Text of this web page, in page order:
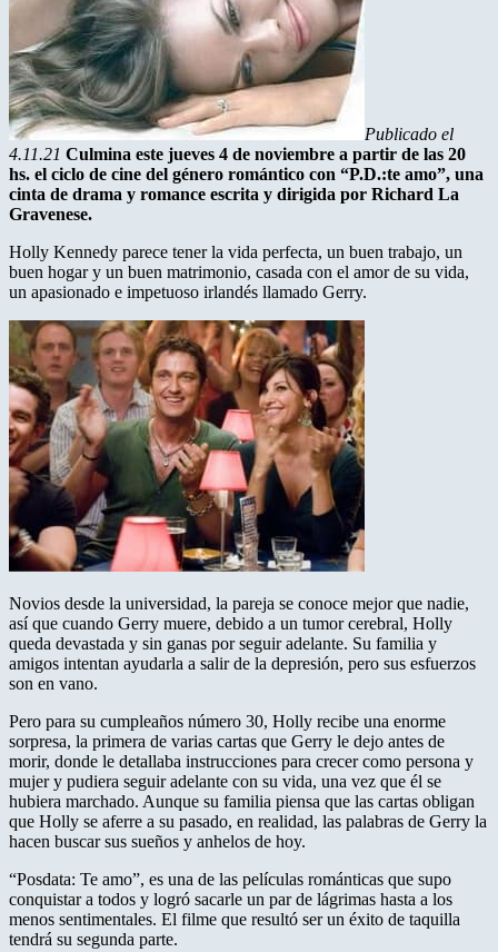
Publicado el
4.11.21 Culmina este jueves 4 de noviembre a partir de las 20
hs. el ciclo de cine del género romántico con “P.D.:te amo”, una
cinta de drama y romance escrita y dirigida por Richard La
Gravenese.
Holly Kennedy parece tener la vida perfecta, un buen trabajo, un
buen hogar y un buen matrimonio, casada con el amor de su vida,
un apasionado e impetuoso irlandés llamado Gerry.
Novios desde la universidad, la pareja se conoce mejor que nadie,
así que cuando Gerry muere, debido a un tumor cerebral, Holly
queda devastada y sin ganas por seguir adelante. Su familia y
amigos intentan ayudarla a salir de la depresión, pero sus esfuerzos
son en vano.
Pero para su cumpleaños número 30, Holly recibe una enorme
sorpresa, la primera de varias cartas que Gerry le dejo antes de
morir, donde le detallaba instrucciones para crecer como persona y
mujer y pudiera seguir adelante con su vida, una vez que él se
hubiera marchado. Aunque su familia piensa que las cartas obligan
que Holly se aferre a su pasado, en realidad, las palabras de Gerry la
hacen buscar sus sueños y anhelos de hoy.
“Posdata: Te amo”, es una de las películas románticas que supo
conquistar a todos y logró sacarle un par de lágrimas hasta a los
menos sentimentales. El filme que resultó ser un éxito de taquilla
tendrá su segunda parte.